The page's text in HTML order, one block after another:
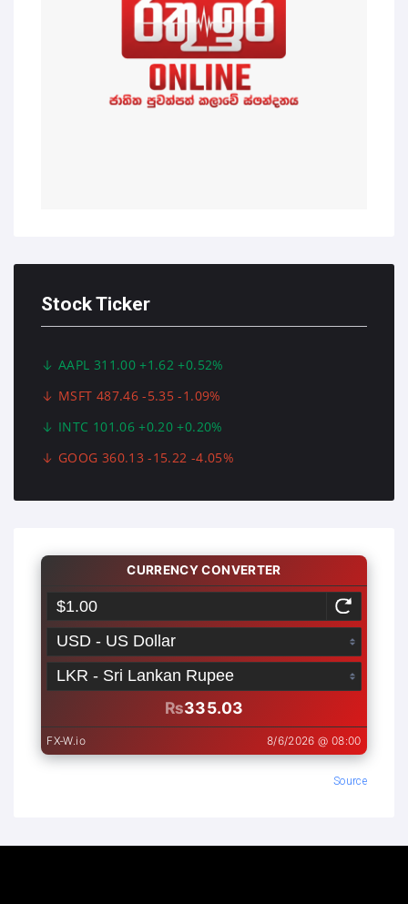
Stock Ticker
AAPL 311.00 +1.62 +0.52%
MSFT 487.46 -5.35 -1.09%
INTC 101.06 +0.20 +0.20%
GOOG 360.13 -15.22 -4.05%
Source